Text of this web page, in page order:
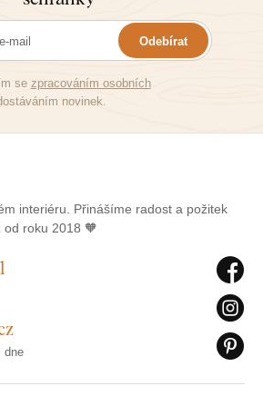
Odebírat
se zpracováním osobních
novinek.
interiéru. Přinášíme radost a požitek
od roku 2018 🧡
dne